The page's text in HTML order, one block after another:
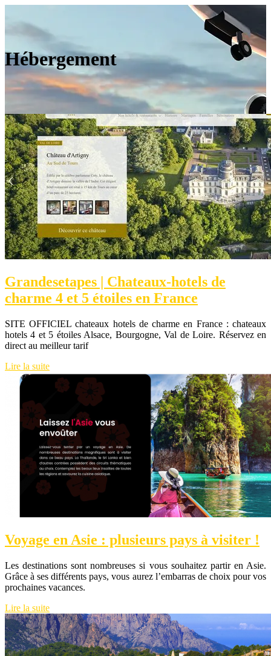
Hébergement
Grandesetapes | Chateaux-hotels de
charme 4 et 5 étoiles en France
SITE OFFICIEL chateaux hotels de charme en France : chateaux
hotels 4 et 5 étoiles Alsace, Bourgogne, Val de Loire. Réservez en
direct au meilleur tarif
Lire la suite
Voyage en Asie : plusieurs pays à visiter !
Les destinations sont nombreuses si vous souhaitez partir en Asie.
Grâce à ses différents pays, vous aurez l’embarras de choix pour vos
prochaines vacances.
Lire la suite